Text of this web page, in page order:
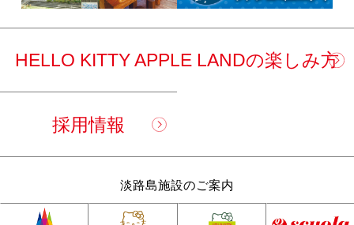
HELLO KITTY APPLE LANDの楽しみ方
採用情報
淡路島施設のご案内